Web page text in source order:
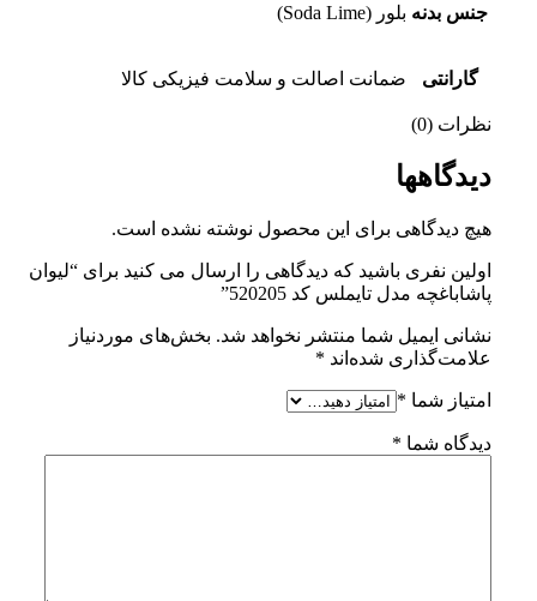
جنس بدنه بلور (Soda Lime)
گارانتی ضمانت اصالت و سلامت فیزیکی کالا
نظرات (0)
دیدگاهها
هیچ دیدگاهی برای این محصول نوشته نشده است.
اولین نفری باشید که دیدگاهی را ارسال می کنید برای “لیوان
پاشاباغچه مدل تایملس کد 520205”
نشانی ایمیل شما منتشر نخواهد شد. بخش‌های موردنیاز
علامت‌گذاری شده‌اند *
امتیاز شما *
دیدگاه شما *